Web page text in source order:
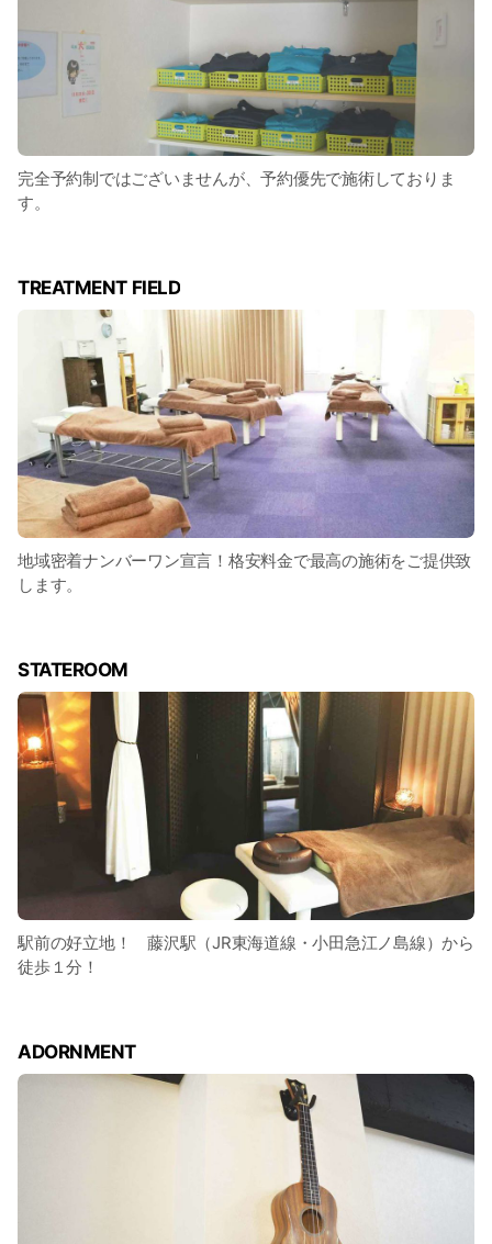
完全予約制ではございませんが、予約優先で施術しておりま
す。
TREATMENT FIELD
地域密着ナンバーワン宣言！格安料金で最高の施術をご提供致
します。
STATEROOM
駅前の好立地！ 藤沢駅（JR東海道線・小田急江ノ島線）から
徒歩１分！
ADORNMENT